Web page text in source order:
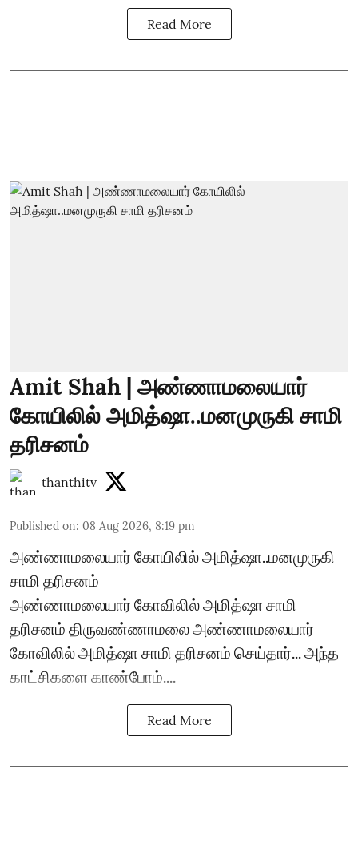
Read More
Amit Shah | அண்ணாமலையார்
கோயிலில் அமித்ஷா..மனமுருகி சாமி
தரிசனம்
thanthitv
Published on: 08 Aug 2026, 8:19 pm
அண்ணாமலையார் கோயிலில் அமித்ஷா..மனமுருகி
சாமி தரிசனம்
அண்ணாமலையார் கோவிலில் அமித்ஷா சாமி
தரிசனம் திருவண்ணாமலை அண்ணாமலையார்
கோவிலில் அமித்ஷா சாமி தரிசனம் செய்தார்... அந்த
காட்சிகளை காண்போம்....
Read More